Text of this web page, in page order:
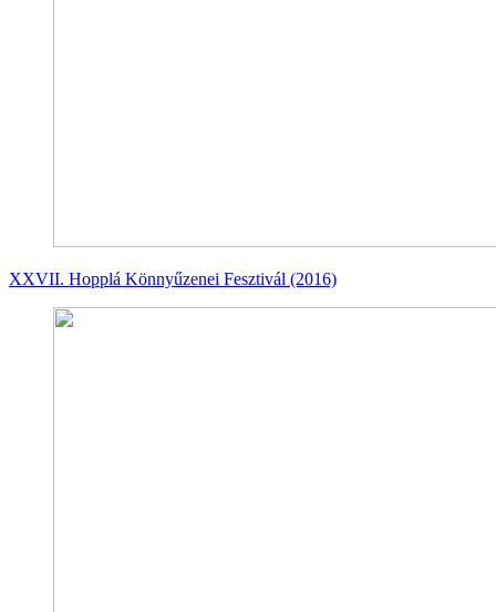
XXVII. Hopplá Könnyűzenei Fesztivál (2016)